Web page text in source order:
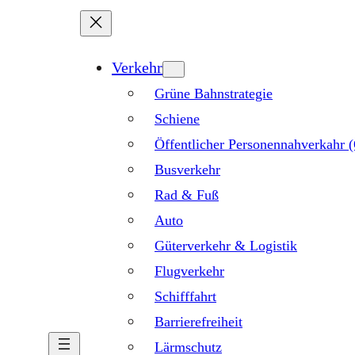
Verkehr
Grüne Bahnstrategie
Schiene
Öffentlicher Personennahverkahr
Busverkehr
Rad & Fuß
Auto
Güterverkehr & Logistik
Flugverkehr
Schifffahrt
Barrierefreiheit
Lärmschutz